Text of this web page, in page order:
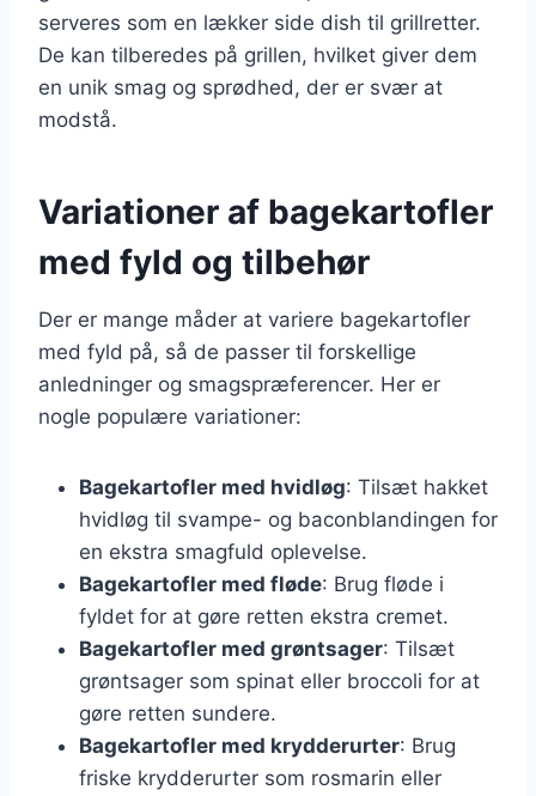
serveres som en lækker side dish til grillretter.
De kan tilberedes på grillen, hvilket giver dem
en unik smag og sprødhed, der er svær at
modstå.
Variationer af bagekartofler
med fyld og tilbehør
Der er mange måder at variere bagekartofler
med fyld på, så de passer til forskellige
anledninger og smagspræferencer. Her er
nogle populære variationer:
Bagekartofler med hvidløg: Tilsæt hakket
hvidløg til svampe- og baconblandingen for
en ekstra smagfuld oplevelse.
Bagekartofler med fløde: Brug fløde i
fyldet for at gøre retten ekstra cremet.
Bagekartofler med grøntsager: Tilsæt
grøntsager som spinat eller broccoli for at
gøre retten sundere.
Bagekartofler med krydderurter: Brug
friske krydderurter som rosmarin eller